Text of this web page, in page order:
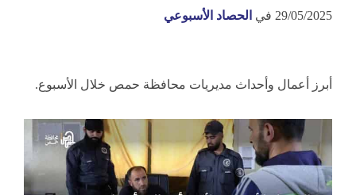
29/05/2025 في الحصاد الأسبوعي
أبرز أعمال وأحداث مديريات محافظة حمص خلال الأسبوع.